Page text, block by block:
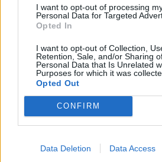
I want to opt-out of processing
Personal Data for Targeted
Opted In
I want to opt-out of Collection,
Retention, Sale, and/or Sharing
Personal Data that Is Unrelated
Purposes for which it was
Opted Out
CONFIRM
Data Deletion Data Access
nuovi macchinari, impianti e
piccole e medi
Ministero delle Imprese e del
Dipartimento per le politiche per
25.081 euro
2023-05-31
Contributo a fondo perduto
della decisione SA. 62668 e
SA 101076)
8.667 euro